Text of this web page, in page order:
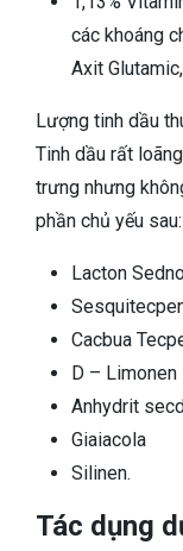
các khoáng
Axit
Lượng tinh dầu
Tinh dầu rất
trưng nhưng
phần chủ yếu sau:
Lacton
Cacbua
D – Limonen
Anhydrit
Giaiacola
Silinen.
Tác dụng